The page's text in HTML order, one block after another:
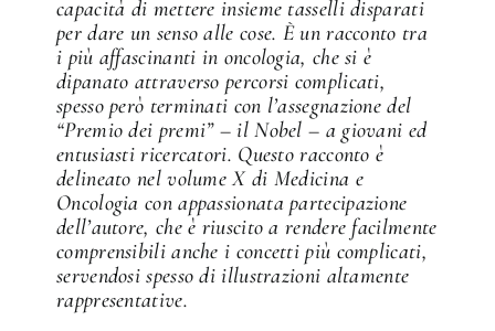
capacità di mettere insieme tasselli disparati
per dare un senso alle cose. È un racconto tra
i più affascinanti in oncologia, che si è
dipanato attraverso percorsi complicati,
spesso però terminati con l’assegnazione del
“Premio dei premi” – il Nobel – a giovani ed
entusiasti ricercatori. Questo racconto è
delineato nel volume X di Medicina e
Oncologia con appassionata partecipazione
dell’autore, che è riuscito a rendere facilmente
comprensibili anche i concetti più complicati,
servendosi spesso di illustrazioni altamente
rappresentative.